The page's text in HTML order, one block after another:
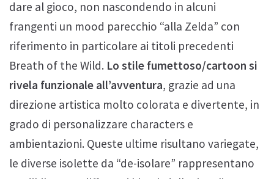
dare al gioco, non nascondendo in alcuni
frangenti un mood parecchio “alla Zelda” con
riferimento in particolare ai titoli precedenti
Breath of the Wild. Lo stile fumettoso/cartoon si
rivela funzionale all’avventura, grazie ad una
direzione artistica molto colorata e divertente, in
grado di personalizzare characters e
ambientazioni. Queste ultime risultano variegate,
le diverse isolette da “de-isolare” rappresentano